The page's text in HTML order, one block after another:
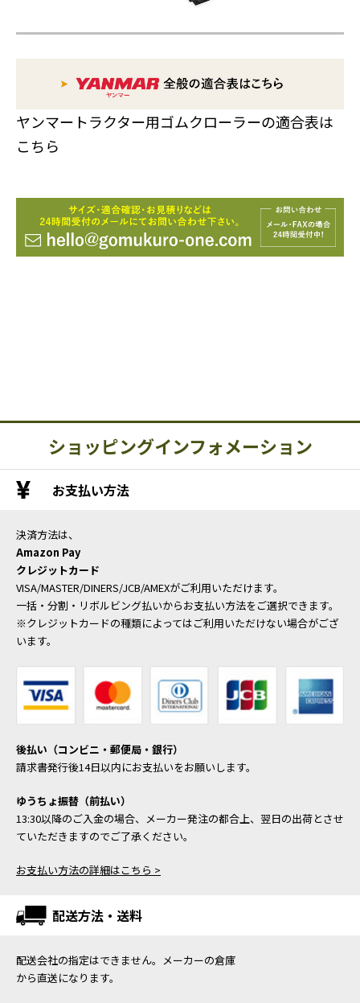
ヤンマートラクター用ゴムクローラーの適合表は
こちら
ショッピングインフォメーション
お支払い方法
決済方法は、
Amazon Pay
クレジットカード
VISA/MASTER/DINERS/JCB/AMEXがご利用いただけます。
一括・分割・リボルビング払いからお支払い方法をご選択できます。
※クレジットカードの種類によってはご利用いただけない場合がござ
います。
後払い（コンビニ・郵便局・銀行）
請求書発行後14日以内にお支払いをお願いします。
ゆうちょ振替（前払い）
13:30以降のご入金の場合、メーカー発注の都合上、翌日の出荷とさせ
ていただきますのでご了承ください。
お支払い方法の詳細はこちら >
配送方法・送料
配送会社の指定はできません。メーカーの倉庫
から直送になります。